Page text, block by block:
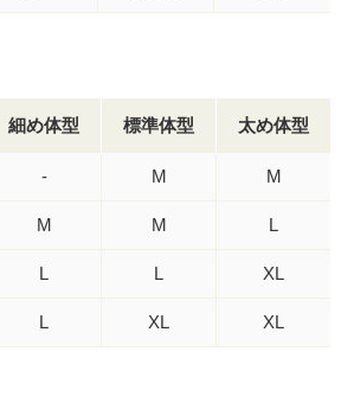
細め体型 標準体型 太め体型
- M M
M M L
L L XL
L XL XL